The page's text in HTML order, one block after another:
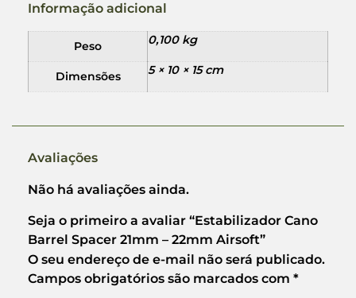
Informação adicional
Peso 0,100 kg
Dimensões 5 × 10 × 15 cm
Avaliações
Não há avaliações ainda.
Seja o primeiro a avaliar “Estabilizador Cano
Barrel Spacer 21mm – 22mm Airsoft”
O seu endereço de e-mail não será publicado.
Campos obrigatórios são marcados com *